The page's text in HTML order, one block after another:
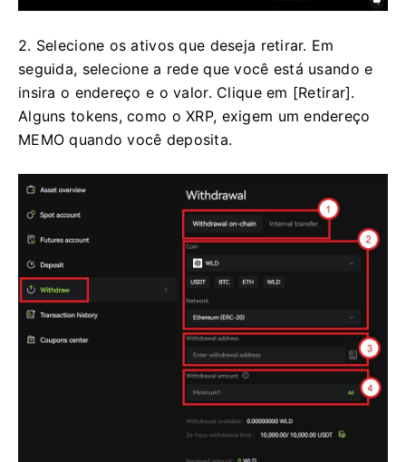
2. Selecione os ativos que deseja retirar. Em
seguida, selecione a rede que você está usando e
insira o endereço e o valor. Clique em [Retirar].
Alguns tokens, como o XRP, exigem um endereço
MEMO quando você deposita.